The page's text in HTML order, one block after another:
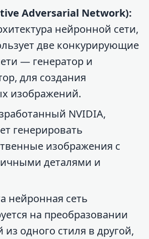
Adversarial Network):
нейронной сети,
две конкурирующие
— генератор и
для создания
изображений.
NVIDIA,
генерировать
изображения с
деталями и
нейронная сеть
на преобразовании
одного стиля в другой,